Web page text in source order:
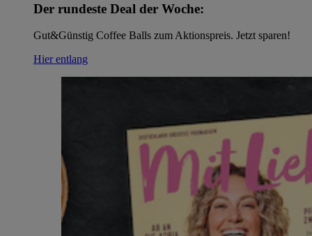
Der rundeste Deal der Woche:
Gut&Günstig Coffee Balls zum Aktionspreis. Jetzt sparen!
Hier entlang